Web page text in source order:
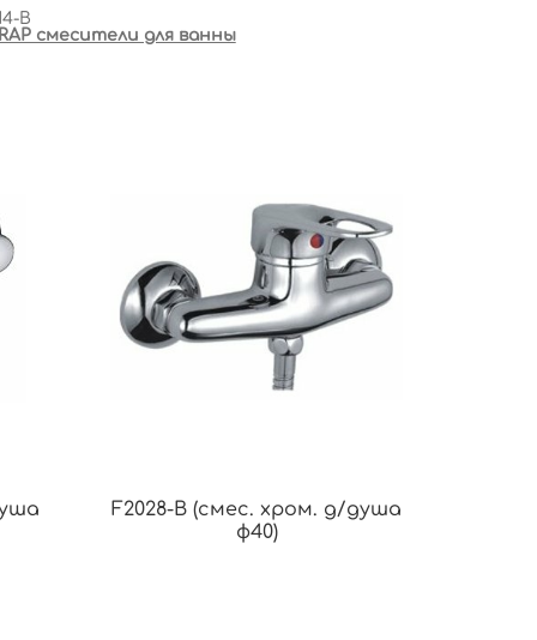
B
смесители для ванны
F2028-B (смес. хром. д/душа
ф40)